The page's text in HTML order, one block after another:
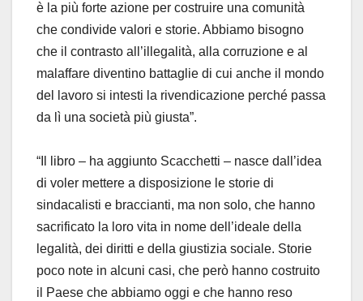
è la più forte azione per costruire una comunità
che condivide valori e storie. Abbiamo bisogno
che il contrasto all’illegalità, alla corruzione e al
malaffare diventino battaglie di cui anche il mondo
del lavoro si intesti la rivendicazione perché passa
da lì una società più giusta”.
“Il libro – ha aggiunto Scacchetti – nasce dall’idea
di voler mettere a disposizione le storie di
sindacalisti e braccianti, ma non solo, che hanno
sacrificato la loro vita in nome dell’ideale della
legalità, dei diritti e della giustizia sociale. Storie
poco note in alcuni casi, che però hanno costruito
il Paese che abbiamo oggi e che hanno reso